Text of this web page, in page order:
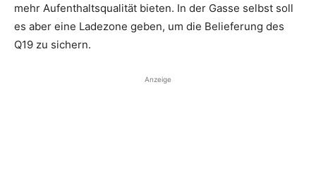
mehr Aufenthaltsqualität ­bieten. In der Gasse selbst soll
es aber eine Ladezone geben, um die Belieferung des
Q19 zu sichern.
Anzeige